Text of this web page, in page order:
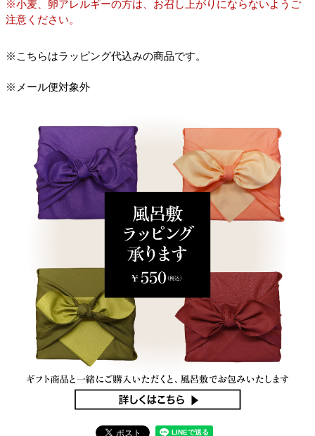
※小麦、卵アレルギーの方は、お召し上がりにならないようご
注意ください。
※こちらはラッピング代込みの商品です。
※メール便対象外